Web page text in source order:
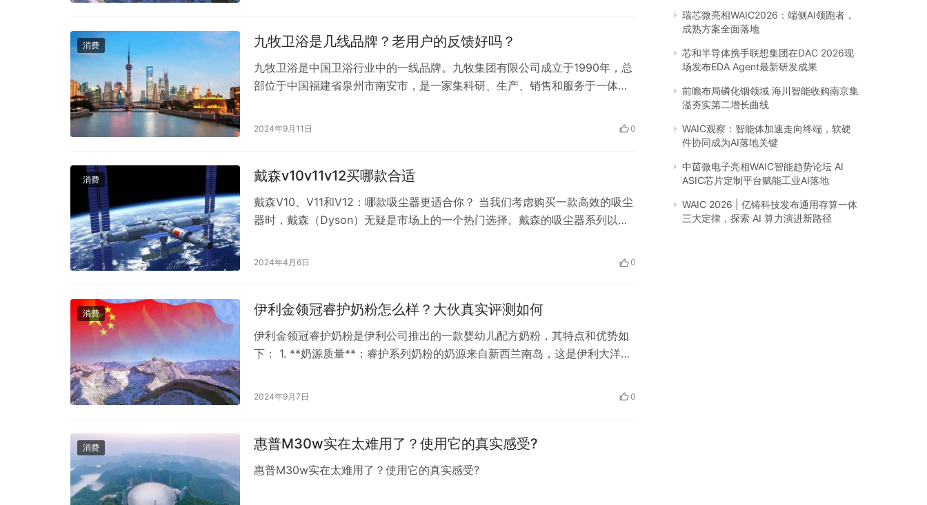
消费 九牧卫浴是几线品牌？老用户的反馈好吗？
九牧卫浴是中国卫浴行业中的一线品牌。九牧集团有限公司成立于1990年，总
部位于中国福建省泉州市南安市，是一家集科研、生产、销售和服务于一体的
产品线包括卫生陶瓷、智能厨卫、整体厨卫、厨卫家具、五金龙头、厨卫五金
2024年9月11日 0
消费 戴森v10v11v12买哪款合适
戴森V10、V11和V12：哪款吸尘器更适合你？ 当我们考虑购买一款高效的吸尘
器时，戴森（Dyson）无疑是市场上的一个热门选择。戴森的吸尘器系列以其
器中，每款都有其独特的特点和优势。那么，究竟哪款戴森吸尘器最适合你
2024年4月6日 0
消费 伊利金领冠睿护奶粉怎么样？大伙真实评测如何
伊利金领冠睿护奶粉是伊利公司推出的一款婴幼儿配方奶粉，其特点和优势如
下： 1. **奶源质量**：睿护系列奶粉的奶源来自新西兰南岛，这是伊利大洋洲
奶源更为新鲜，富含更多天然营养。草饲奶要求对草饲率、放牧时间等有严格
2024年9月7日 0
消费 惠普M30w实在太难用了？使用它的真实感受?
惠普M30w实在太难用了？使用它的真实感受?
瑞芯微亮相WAIC2026：端侧AI领跑者，
成熟方案全面落地
芯和半导体携手联想集团在DAC 2026现
场发布EDA Agent最新研发成果
前瞻布局磷化铟领域 海川智能收购南京集
溢夯实第二增长曲线
WAIC观察：智能体加速走向终端，软硬
件协同成为AI落地关键
中茵微电子亮相WAIC智能趋势论坛 AI
ASIC芯片定制平台赋能工业AI落地
WAIC 2026 | 亿铸科技发布通用存算一体
三大定律，探索 AI 算力演进新路径